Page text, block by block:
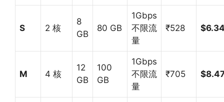
S 2 核
8
GB
80 GB
1Gbps
不限流
量
₹528
M 4 核
12
GB
100
GB
1Gbps
不限流
量
₹705